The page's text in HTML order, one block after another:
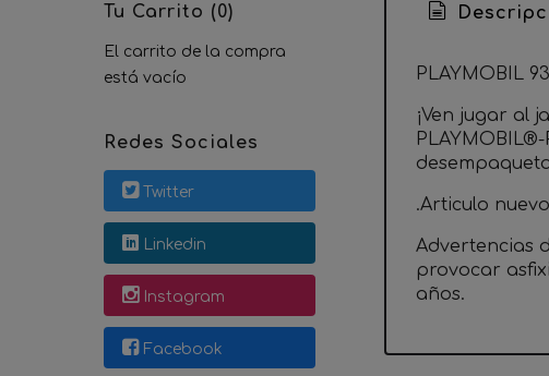
Tu Carrito (0)
El carrito de la compra
está vacío
Redes Sociales
Twitter
Linkedin
Instagram
Facebook
PLAYMOBIL
¡Ven jugar al
.Articulo
Advertencias
provocar
años.